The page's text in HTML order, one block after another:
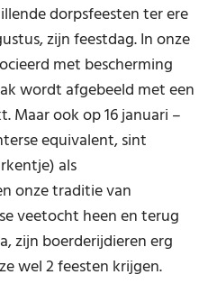
dorpsfeesten ter ere
zijn feestdag. In onze
met bescherming
wordt afgebeeld met een
Maar ook op 16 januari –
equivalent, sint
als
onze traditie van
veetocht heen en terug
zijn boerderijdieren erg
wel 2 feesten krijgen.